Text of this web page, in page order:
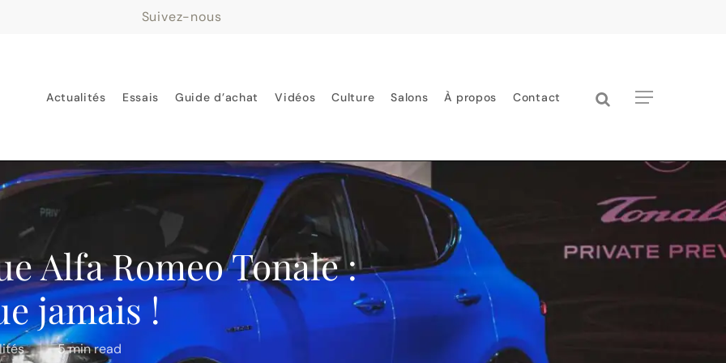
Suivez-nous
Actualités Essais Guide d’achat Vidéos Culture Salons À propos Contact search
Menu
Alfa Romeo Tonale :
jamais !
5 min read